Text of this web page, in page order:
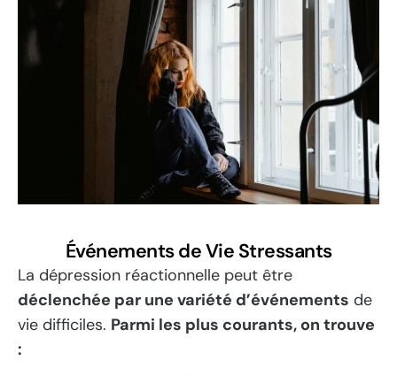
Événements de Vie Stressants
La dépression réactionnelle peut être
déclenchée par une variété d’événements de
vie difficiles. Parmi les plus courants, on trouve
: